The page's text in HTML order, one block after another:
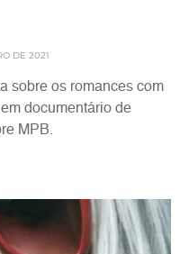
DE 2021
sobre os romances com
documentário de
MPB.